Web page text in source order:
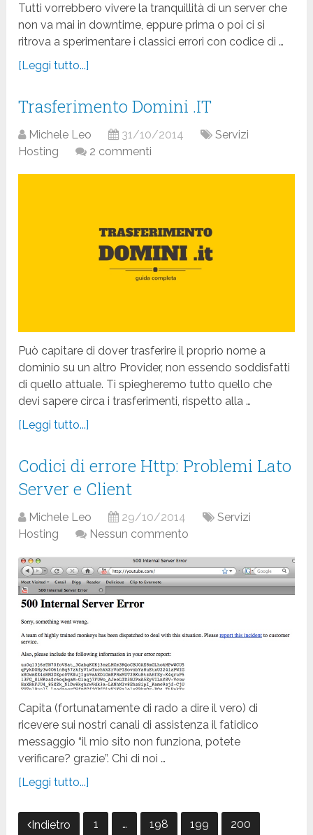
Tutti vorrebbero vivere la tranquillità di un server che
non va mai in downtime, eppure prima o poi ci si
ritrova a sperimentare i classici errori con codice di …
[Leggi tutto...]
Trasferimento Domini .IT
Michele Leo 31/10/2014
Servizi
Hosting
2 commenti
Può capitare di dover trasferire il proprio nome a
dominio su un altro Provider, non essendo soddisfatti
di quello attuale. Ti spiegheremo tutto quello che
devi sapere circa i trasferimenti, rispetto alla …
[Leggi tutto...]
Codici di errore Http: Problemi Lato
Server e Client
Michele Leo 29/10/2014
Servizi
Hosting
Nessun commento
Capita (fortunatamente di rado a dire il vero) di
ricevere sui nostri canali di assistenza il fatidico
messaggio “il mio sito non funziona, potete
verificare? grazie”. Chi di noi …
[Leggi tutto...]
Paginazione
Indietro 1 … 198 199 200